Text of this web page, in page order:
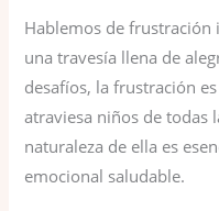
Hablemos de frustración
una travesía llena de
desafíos, la frustración
atraviesa niños de todas
naturaleza de ella es
emocional saludable.